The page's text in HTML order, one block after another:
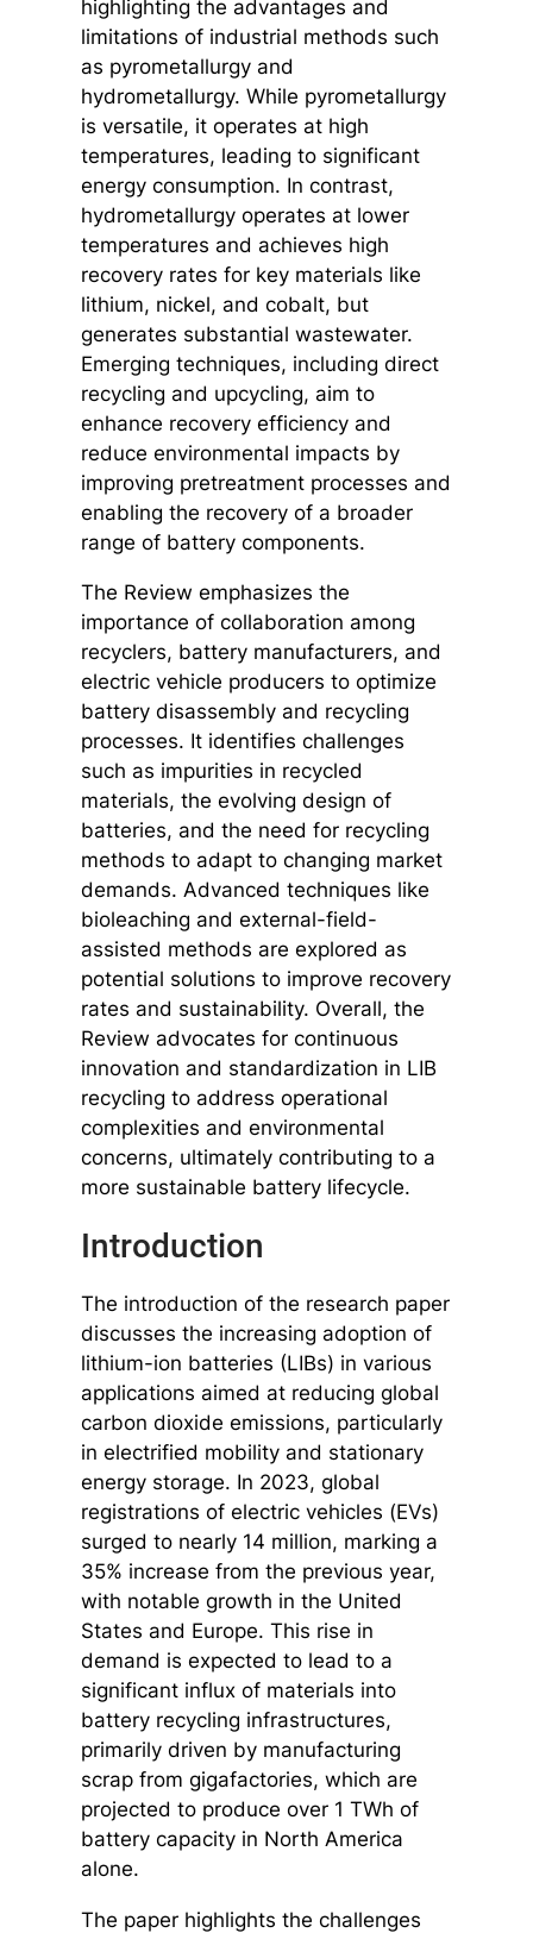
highlighting the advantages and
limitations of industrial methods such
as pyrometallurgy and
hydrometallurgy. While pyrometallurgy
is versatile, it operates at high
temperatures, leading to significant
energy consumption. In contrast,
hydrometallurgy operates at lower
temperatures and achieves high
recovery rates for key materials like
lithium, nickel, and cobalt, but
generates substantial wastewater.
Emerging techniques, including direct
recycling and upcycling, aim to
enhance recovery efficiency and
reduce environmental impacts by
improving pretreatment processes and
enabling the recovery of a broader
range of battery components.
The Review emphasizes the
importance of collaboration among
recyclers, battery manufacturers, and
electric vehicle producers to optimize
battery disassembly and recycling
processes. It identifies challenges
such as impurities in recycled
materials, the evolving design of
batteries, and the need for recycling
methods to adapt to changing market
demands. Advanced techniques like
bioleaching and external-field-
assisted methods are explored as
potential solutions to improve recovery
rates and sustainability. Overall, the
Review advocates for continuous
innovation and standardization in LIB
recycling to address operational
complexities and environmental
concerns, ultimately contributing to a
more sustainable battery lifecycle.
Introduction
The introduction of the research paper
discusses the increasing adoption of
lithium-ion batteries (LIBs) in various
applications aimed at reducing global
carbon dioxide emissions, particularly
in electrified mobility and stationary
energy storage. In 2023, global
registrations of electric vehicles (EVs)
surged to nearly 14 million, marking a
35% increase from the previous year,
with notable growth in the United
States and Europe. This rise in
demand is expected to lead to a
significant influx of materials into
battery recycling infrastructures,
primarily driven by manufacturing
scrap from gigafactories, which are
projected to produce over 1 TWh of
battery capacity in North America
alone.
The paper highlights the challenges